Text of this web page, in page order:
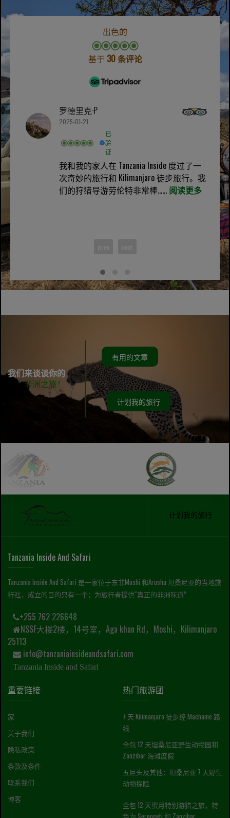
出色的
基于 30 条评论
罗德里克·P
2025-01-21
已
验
证
我和我的家人在 Tanzania Inside 度过了一
次奇妙的旅行和 Kilimanjaro 徒步旅行。我
们的狩猎导游劳伦特非常棒...... 阅读更多
我们来谈谈你的
非洲之旅！
有用的文章
计划我的旅行
计划我的旅行
Tanzania Inside And Safari
Tanzania Inside And Safari 是一家位于东非Moshi 和Arusha 坦桑尼亚的当地旅
行社，成立的目的只有一个；为旅行者提供“真正的非洲味道”
+255 762 226648
NSSF大楼2楼，14号室，Aga khan Rd，Moshi，Kilimanjaro
25113
info@tanzaniainsideandsafari.com
Tanzania Inside and Safari
重要链接
家
关于我们
隐私政策
条款及条件
联系我们
博客
热门旅游团
7 天 Kilimanjaro 徒步经 Machame 路
线
全包 12 天坦桑尼亚野生动物园和
Zanzibar 海滩度假
五巨头及其他：坦桑尼亚 7 天野生
动物探险
全包 12 天蜜月特别游猎之旅，特
色为 Serengeti 和 Zanzibar